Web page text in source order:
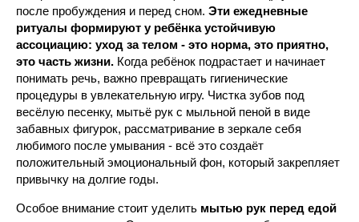
после пробуждения и перед сном. Эти ежедневные
ритуалы формируют у ребёнка устойчивую
ассоциацию: уход за телом - это норма, это приятно,
это часть жизни. Когда ребёнок подрастает и начинает
понимать речь, важно превращать гигиенические
процедуры в увлекательную игру. Чистка зубов под
весёлую песенку, мытьё рук с мыльной пеной в виде
забавных фигурок, рассматривание в зеркале себя
любимого после умывания - всё это создаёт
положительный эмоциональный фон, который закрепляет
привычку на долгие годы.
Особое внимание стоит уделить мытью рук перед едой